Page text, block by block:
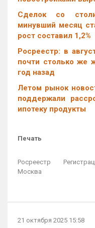
Cделок со
минувший месяц
рост составил 1,2%
Росреестр: в
почти столько же
год назад
Летом рынок
поддержали
ипотеку продукты
Печать
Росреестр
Москва
21 октября 2025 15:58